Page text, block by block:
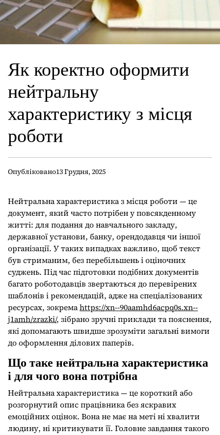
Як коректно оформити
нейтральну
характеристику з місця
роботи
Опубліковано13 Грудня, 2025
Нейтральна характеристика з місця роботи — це
документ, який часто потрібен у повсякденному
житті: для подання до навчального закладу,
державної установи, банку, орендодавця чи іншої
організації. У таких випадках важливо, щоб текст
був стриманим, без перебільшень і оціночних
суджень. Під час підготовки подібних документів
багато роботодавців звертаються до перевірених
шаблонів і рекомендацій, адже на спеціалізованих
ресурсах, зокремаhttps://xn--90aamhd6acpq0s.xn--
j1amh/zrazki/, зібрано зручні приклади та пояснення,
які допомагають швидше зрозуміти загальні вимоги
до оформлення ділових паперів.
Що таке нейтральна характеристика
і для чого вона потрібна
Нейтральна характеристика — це короткий або
розгорнутий опис працівника без яскравих
емоційних оцінок. Вона не має на меті ні хвалити
людину, ні критикувати її. Головне завдання такого